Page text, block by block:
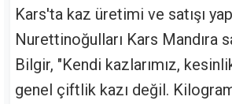
Kars'ta kaz üretimi ve satışı
Nurettinoğulları Kars Mandıra
Bilgir, "Kendi kazlarımız,
genel çiftlik kazı değil.